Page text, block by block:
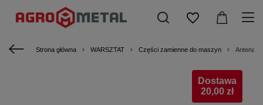
Strona główna WARSZTAT Części zamienne do maszyn Antena
Dostawa
20,00 zł